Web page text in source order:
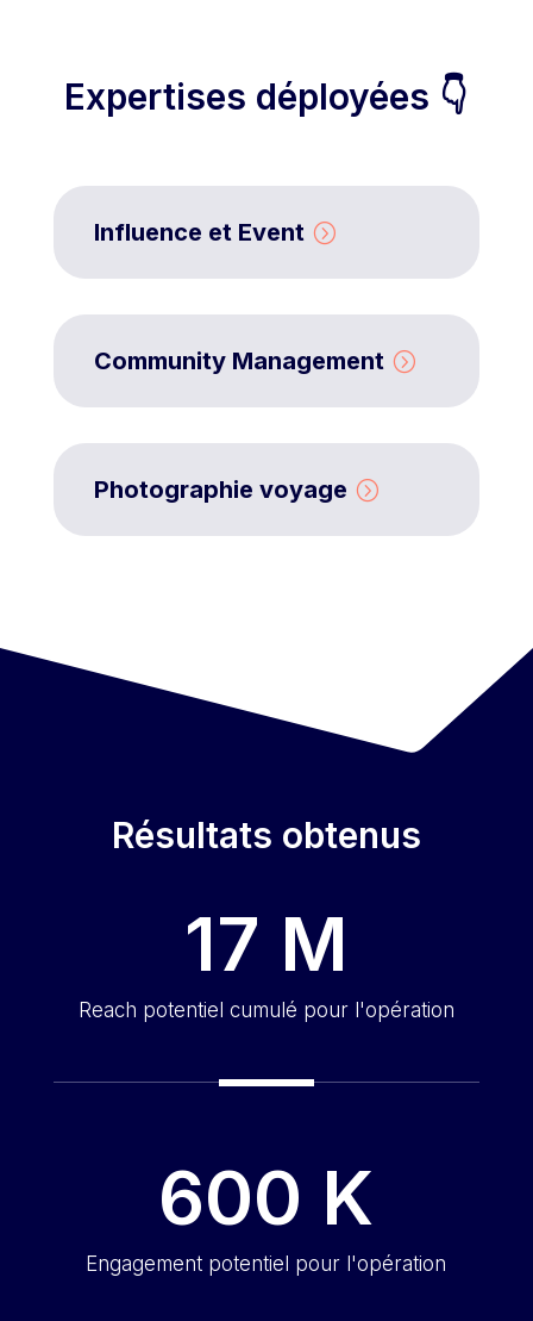
Expertises déployées 👇
Influence et Event
Community Management
Photographie voyage
Résultats obtenus
17 M
Reach potentiel cumulé pour l'opération
600 K
Engagement potentiel pour l'opération